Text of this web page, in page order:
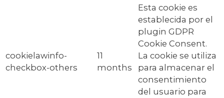
cookielawinfo-
checkbox-others
11
months
Esta cookie es
establecida por el
plugin GDPR
Cookie Consent.
La cookie se utiliza
para almacenar el
consentimiento
del usuario para